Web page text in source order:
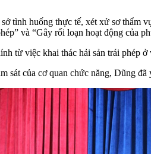
tình huống thực tế, xét xử sơ
và “Gây rối loạn hoạt động của
từ việc khai thác hải sản trái phép
sát của cơ quan chức năng, Dũng